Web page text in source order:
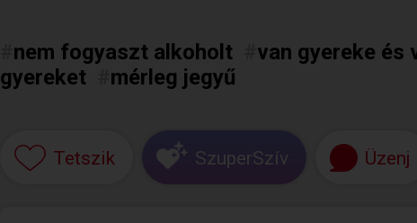
nem fogyaszt alkoholt van gyereke és
gyereket
mérleg jegyű
Tetszik SzuperSzív Üzenj